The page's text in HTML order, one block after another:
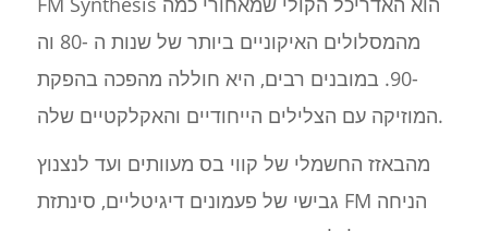
מהמסלולים האיקוניים ביותר של שנות ה -80 וה
-90. במובנים רבים, היא חוללה מהפכה בהפקת
המוזיקה עם הצלילים הייחודיים והאקלקטיים שלה.
מהבאזז החשמלי של קווי בס מעוותים ועד לנצנוץ
גבישי של פעמונים דיגיטליים, סינתזת FM הניחה